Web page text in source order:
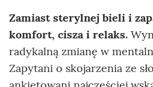
Zamiast sterylnej bieli i
komfort, cisza i relaks.
radykalną zmianę w
Zapytani o skojarzenia ze